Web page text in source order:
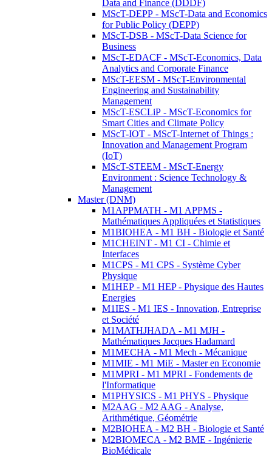
Data and Finance (DDDF)
MScT-DEPP - MScT-Data and Economics
for Public Policy (DEPP)
MScT-DSB - MScT-Data Science for
Business
MScT-EDACF - MScT-Economics, Data
Analytics and Corporate Finance
MScT-EESM - MScT-Environmental
Engineering and Sustainability
Management
MScT-ESCLiP - MScT-Economics for
Smart Cities and Climate Policy
MScT-IOT - MScT-Internet of Things :
Innovation and Management Program
(IoT)
MScT-STEEM - MScT-Energy
Environment : Science Technology &
Management
Master (DNM)
M1APPMATH - M1 APPMS -
Mathématiques Appliquées et Statistiques
M1BIOHEA - M1 BH - Biologie et Santé
M1CHEINT - M1 CI - Chimie et
Interfaces
M1CPS - M1 CPS - Système Cyber
Physique
M1HEP - M1 HEP - Physique des Hautes
Energies
M1IES - M1 IES - Innovation, Entreprise
et Société
M1MATHJHADA - M1 MJH -
Mathématiques Jacques Hadamard
M1MECHA - M1 Mech - Mécanique
M1MIE - M1 MiE - Master en Economie
M1MPRI - M1 MPRI - Fondements de
l'Informatique
M1PHYSICS - M1 PHYS - Physique
M2AAG - M2 AAG - Analyse,
Arithmétique, Géométrie
M2BIOHEA - M2 BH - Biologie et Santé
M2BIOMECA - M2 BME - Ingénierie
BioMédicale